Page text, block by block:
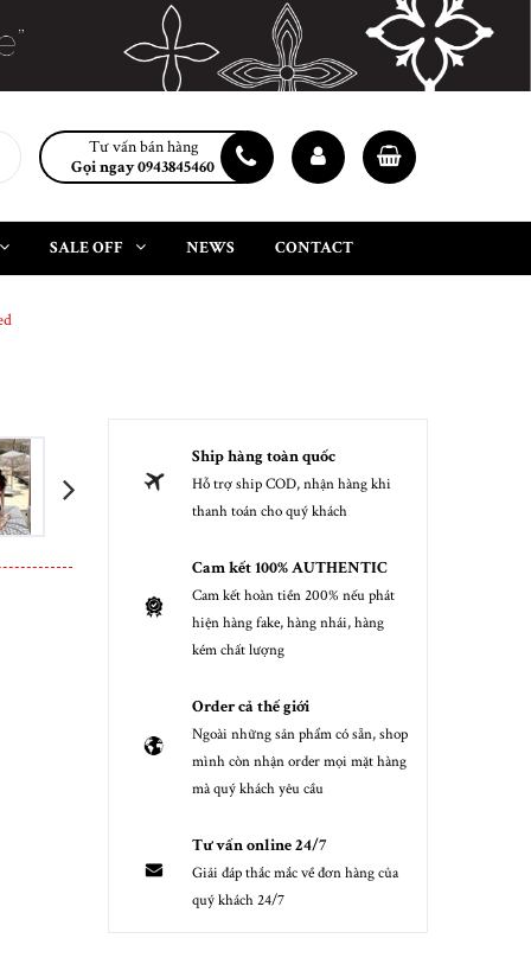
Tư vấn bán hàng
Gọi ngay 0943845460
SALE OFF NEWS CONTACT
next
Ship hàng toàn quốc
Hỗ trợ ship COD, nhận hàng khi
thanh toán cho quý khách
Cam kết 100% AUTHENTIC
Cam kết hoàn tiền 200% nếu phát
hiện hàng fake, hàng nhái, hàng
kém chất lượng
Order cả thế giới
Ngoài những sản phẩm có sẵn, shop
mình còn nhận order mọi mặt hàng
mà quý khách yêu cầu
Tư vấn online 24/7
Giải đáp thắc mắc về đơn hàng của
quý khách 24/7